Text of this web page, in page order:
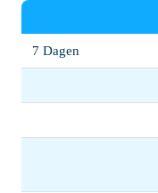
7 Dagen